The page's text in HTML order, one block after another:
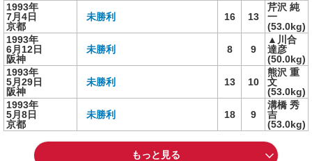
1993年
7月4日
京都
未勝利 16 13
芹沢 純
一
(53.0kg)
1993年
6月12日
阪神
未勝利 8 9
▲川合
達彦
(50.0kg)
1993年
5月29日
阪神
未勝利 13 10
熊沢 重
文
(53.0kg)
1993年
5月8日
京都
未勝利 18 9
溝橋 秀
吉
(53.0kg)
もっと見る